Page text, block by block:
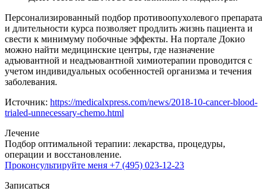
Персонализированный подбор противоопухолевого препарата
и длительности курса позволяет продлить жизнь пациента и
свести к минимуму побочные эффекты. На портале Докио
можно найти медицинские центры, где назначение
адъювантной и неадъювантной химиотерапии проводится с
учетом индивидуальных особенностей организма и течения
заболевания.
Источник: https://medicalxpress.com/news/2018-10-cancer-blood-
trialed-unnecessary-chemo.html
Лечение
Подбор оптимальной терапии: лекарства, процедуры,
операции и восстановление.
Проконсультируйте меня +7 (495) 023-12-23
Записаться